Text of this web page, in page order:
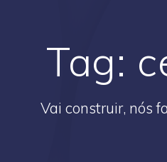
Tag:
Vai construir, nós